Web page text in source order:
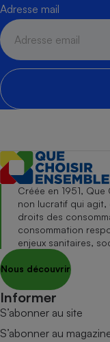
Adresse mail
Créée en 1951,
non lucratif qui
droits des
consommation
enjeux sanitaires,
Nous découvrir
Informer
S’abonner au site
S’abonner au